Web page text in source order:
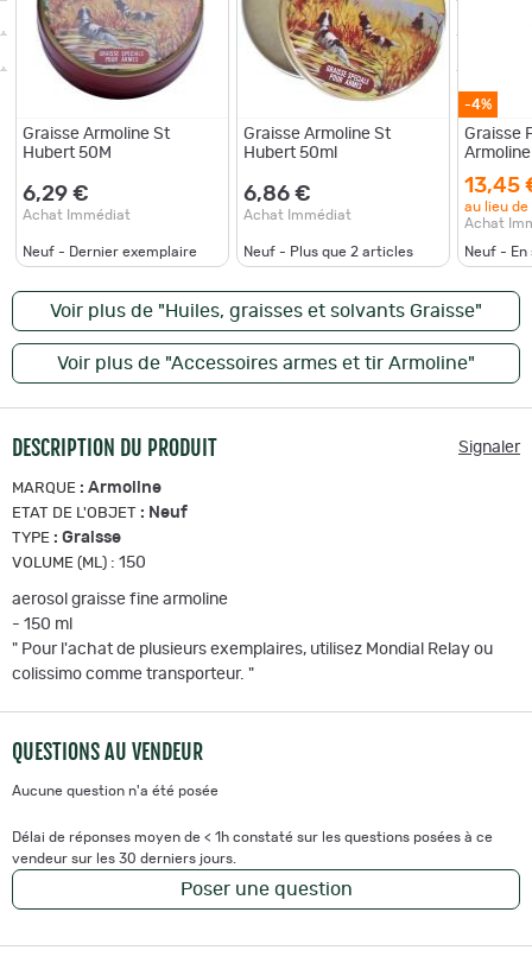
Graisse Armoline St
Hubert 50M
6,29 €
Achat Immédiat
Neuf - Dernier exemplaire
Graisse Armoline St
Hubert 50ml
6,86 €
Achat Immédiat
Neuf - Plus que 2 articles
-4%
Graisse
13,45
au lieu de
Achat
Neuf - En
Voir plus de "Huiles, graisses et solvants Graisse"
Voir plus de "Accessoires armes et tir Armoline"
DESCRIPTION DU PRODUIT Signaler
MARQUE : Armoline
ETAT DE L'OBJET : Neuf
TYPE : Graisse
VOLUME (ML) : 150
aerosol graisse fine armoline
- 150 ml
" Pour l'achat de plusieurs exemplaires, utilisez Mondial Relay ou
colissimo comme transporteur. "
QUESTIONS AU VENDEUR
Aucune question n'a été posée
Délai de réponses moyen de < 1h constaté sur les questions posées à ce
vendeur sur les 30 derniers jours.
Poser une question